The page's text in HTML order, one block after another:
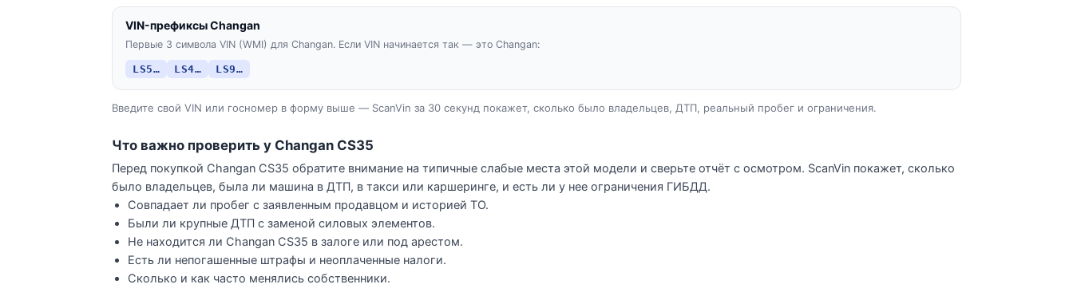
VIN-префиксы Changan
Первые 3 символа VIN (WMI) для Changan. Если VIN начинается так — это Changan:
LS5… LS4… LS9…
Введите свой VIN или госномер в форму выше — ScanVin за 30 секунд покажет, сколько было владельцев, ДТП, реальный пробег и ограничения.
Что важно проверить у Changan CS35
Перед покупкой Changan CS35 обратите внимание на типичные слабые места этой модели и сверьте отчёт с осмотром. ScanVin покажет, сколько
было владельцев, была ли машина в ДТП, в такси или каршеринге, и есть ли у нее ограничения ГИБДД.
Совпадает ли пробег с заявленным продавцом и историей ТО.
Были ли крупные ДТП с заменой силовых элементов.
Не находится ли Changan CS35 в залоге или под арестом.
Есть ли непогашенные штрафы и неоплаченные налоги.
Сколько и как часто менялись собственники.